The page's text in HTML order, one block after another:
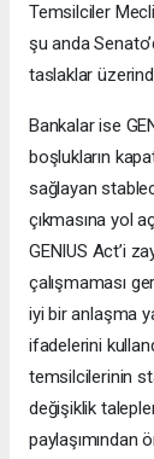
Temsilciler
şu anda
taslaklar
Bankalar ise
boşlukların
sağlayan
çıkmasına yol
GENIUS Act’i
çalışmaması
iyi bir anlaşma
ifadelerini
temsilcilerinin
değişiklik
paylaşımından